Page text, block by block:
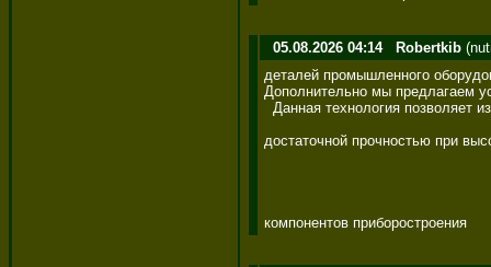
05.08.2026 04:14 Robertkib
деталей промышленного
Дополнительно мы предлагаем
Данная технология позволяет
достаточной прочностью при
компонентов приборостроения